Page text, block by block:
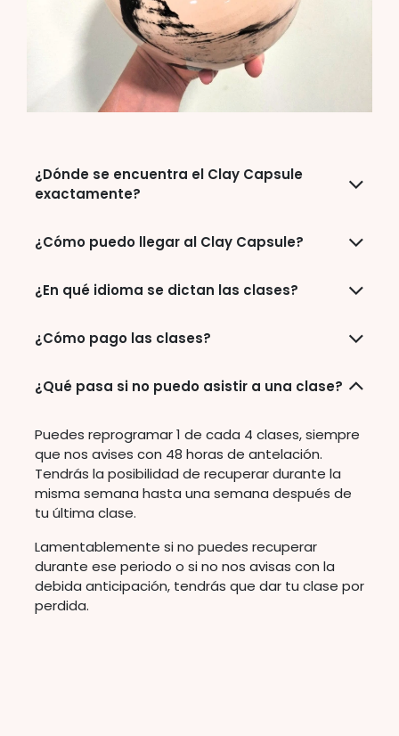
¿Dónde se encuentra el Clay Capsule
exactamente?
¿Cómo puedo llegar al Clay Capsule?
¿En qué idioma se dictan las clases?
¿Cómo pago las clases?
¿Qué pasa si no puedo asistir a una clase?
Puedes reprogramar 1 de cada 4 clases, siempre
que nos avises con 48 horas de antelación.
Tendrás la posibilidad de recuperar durante la
misma semana hasta una semana después de
tu última clase.
Lamentablemente si no puedes recuperar
durante ese periodo o si no nos avisas con la
debida anticipación, tendrás que dar tu clase por
perdida.